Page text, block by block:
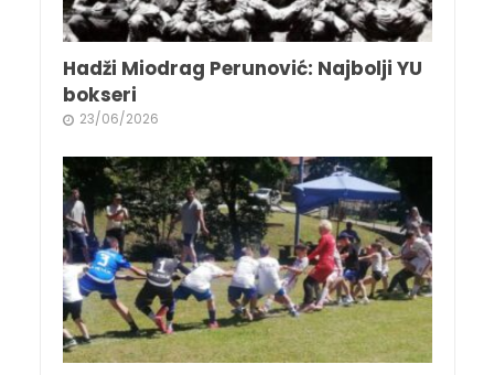
Hadži Miodrag Perunović: Najbolji YU
bokseri
23/06/2026